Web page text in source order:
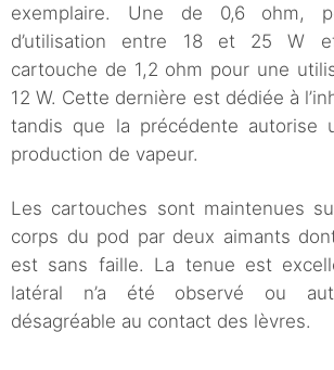
exemplaire. Une de 0,6 ohm,
d’utilisation entre 18 et 25 W
cartouche de 1,2 ohm pour une
12 W. Cette dernière est dédiée à
tandis que la précédente autorise
production de vapeur.
Les cartouches sont maintenues
corps du pod par deux aimants
est sans faille. La tenue est
latéral n’a été observé ou
désagréable au contact des lèvres.